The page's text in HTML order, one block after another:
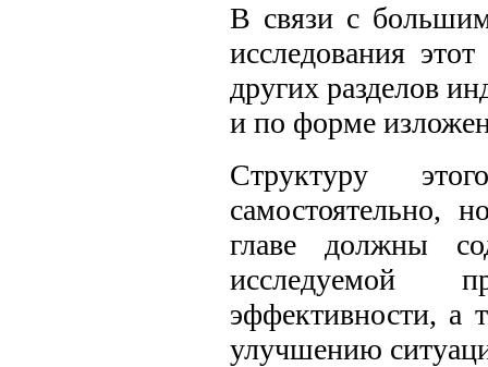
В связи с
исследования
других разделов
и по форме
Структуру
самостоятельно,
главе должны
исследуемой
эффективности, а
улучшению